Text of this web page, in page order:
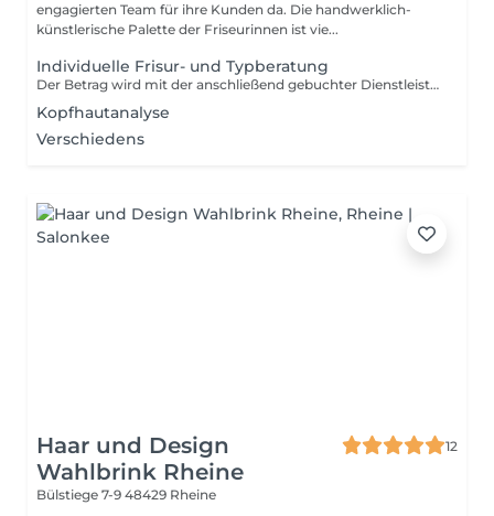
engagierten Team für ihre Kunden da. Die handwerklich-
künstlerische Palette der Friseurinnen ist vie...
Individuelle Frisur- und Typberatung
Der Betrag wird mit der anschließend gebuchter Dienstleistung aufgerechnet.
Kopfhautanalyse
Verschiedens
Haar und Design
Wahlbrink Rheine
12
Bülstiege 7-9 48429 Rheine